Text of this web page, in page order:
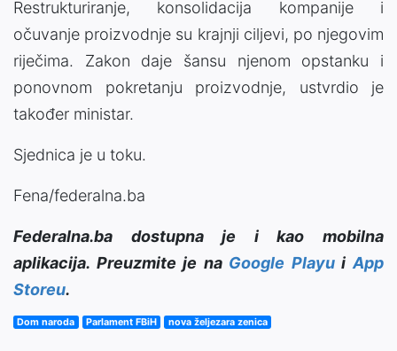
Restrukturiranje, konsolidacija kompanije i
očuvanje proizvodnje su krajnji ciljevi, po njegovim
riječima. Zakon daje šansu njenom opstanku i
ponovnom pokretanju proizvodnje, ustvrdio je
također ministar.
Sjednica je u toku.
Fena/federalna.ba
Federalna.ba dostupna je i kao mobilna
aplikacija. Preuzmite je na Google PlayuiApp
Storeu.
Dom naroda Parlament FBiH nova željezara zenica